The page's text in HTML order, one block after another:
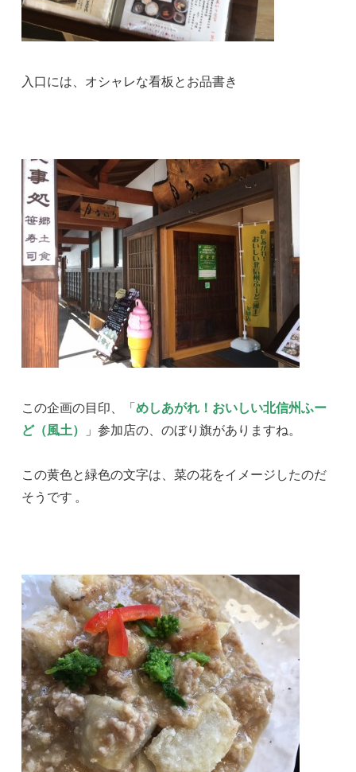
入口には、オシャレな看板とお品書き
この企画の目印、「めしあがれ！おいしい北信州ふー
ど（風土）
」参加店の、のぼり旗がありますね。
この黄色と緑色の文字は、菜の花をイメージしたのだ
そうです 。